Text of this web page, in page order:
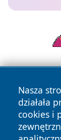
Nasza
działała
cookies i
Copyright ©